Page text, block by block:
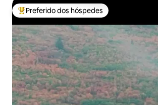
Entre os melhores preferidos dos hóspedes
Preferido dos hóspedes